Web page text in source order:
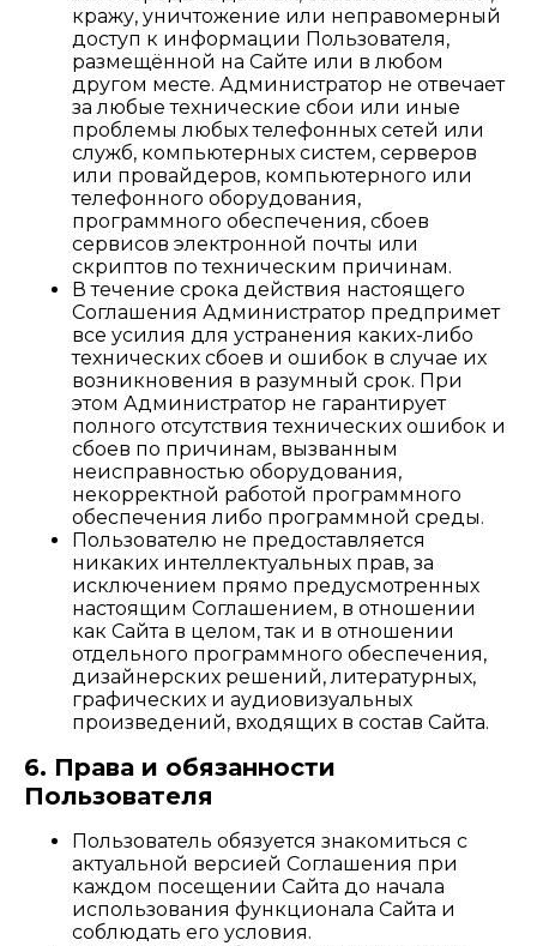
кражу, уничтожение или неправомерный
доступ к информации Пользователя,
размещённой на Сайте или в любом
другом месте. Администратор не отвечает
за любые технические сбои или иные
проблемы любых телефонных сетей или
служб, компьютерных систем, серверов
или провайдеров, компьютерного или
телефонного оборудования,
программного обеспечения, сбоев
сервисов электронной почты или
скриптов по техническим причинам.
В течение срока действия настоящего
Соглашения Администратор предпримет
все усилия для устранения каких-либо
технических сбоев и ошибок в случае их
возникновения в разумный срок. При
этом Администратор не гарантирует
полного отсутствия технических ошибок и
сбоев по причинам, вызванным
неисправностью оборудования,
некорректной работой программного
обеспечения либо программной среды.
Пользователю не предоставляется
никаких интеллектуальных прав, за
исключением прямо предусмотренных
настоящим Соглашением, в отношении
как Сайта в целом, так и в отношении
отдельного программного обеспечения,
дизайнерских решений, литературных,
графических и аудиовизуальных
произведений, входящих в состав Сайта.
6. Права и обязанности
Пользователя
Пользователь обязуется знакомиться с
актуальной версией Соглашения при
каждом посещении Сайта до начала
использования функционала Сайта и
соблюдать его условия.